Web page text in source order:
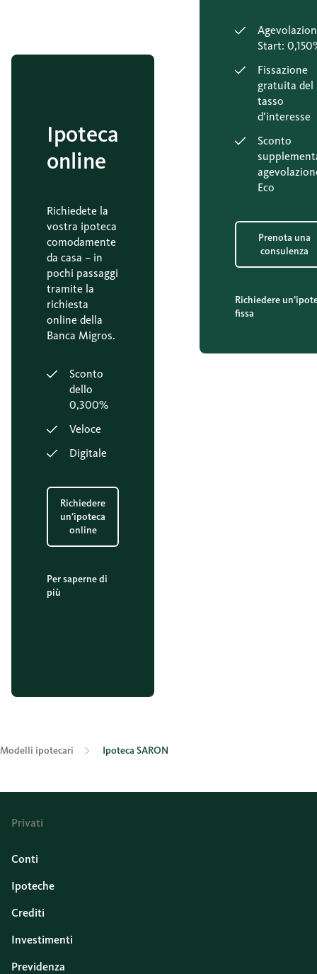
Start:
Fissazione
gratuita del
tasso
d’interesse
Sconto
Eco
Prenota una
consulenza
Richiedere
fissa
Ipoteca
online
Richiedete la
vostra ipoteca
comodamente
da casa – in
pochi passaggi
tramite la
richiesta
online della
Banca Migros.
Sconto
dello
0,300%
Veloce
Digitale
Richiedere
un’ipoteca
online
Per saperne di
più
Modelli ipotecari Ipoteca SARON
Privati
Conti
Ipoteche
Crediti
Investimenti
Previdenza